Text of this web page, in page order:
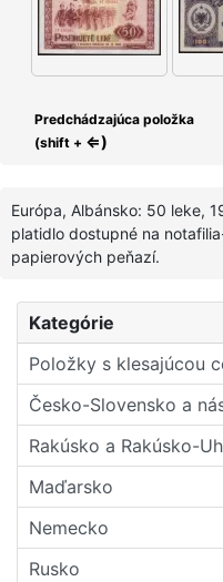
Kategórie
Položky s klesajúcou
Česko-Slovensko a
Rakúsko a Rakúsko-
Maďarsko
Nemecko
Rusko
Predchádzajúca položka
(shift + ⇐)
Európa, Albánsko: 50 leke,
platidlo dostupné na
papierových peňazí.